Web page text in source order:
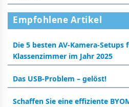
Empfohlene Artikel
Die 5 besten AV-Kamera-Setups
Klassenzimmer im Jahr 2025
Das USB-Problem – gelöst!
Schaffen Sie eine effiziente